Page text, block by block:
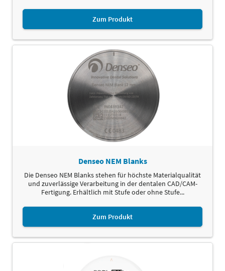
Zum Produkt
Denseo NEM Blanks
Die Denseo NEM Blanks stehen für höchste Materialqualität
und zuverlässige Verarbeitung in der dentalen CAD/CAM-
Fertigung. Erhältlich mit Stufe oder ohne Stufe...
Zum Produkt